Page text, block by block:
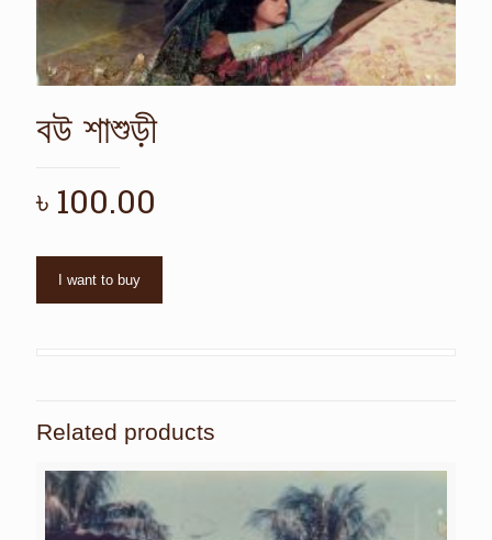
বউ শাশুড়ী
৳ 100.00
I want to buy
Related products